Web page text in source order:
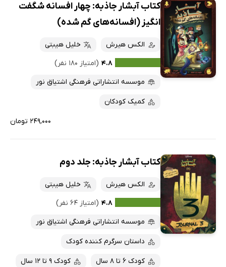
کتاب آبشار جاذبه: چهار افسانه شگفت
انگیز (افسانه‌های گم شده)
الکس هیرش
خلیل هیبتی
۴.۸ (امتیاز ۱۸۰ نفر)
موسسه انتشاراتی فرهنگی اشتیاق نور
کمیک کودکان
۲۴۹,۰۰۰ تومان
کتاب آبشار جاذبه: جلد دوم
الکس هیرش
خلیل هیبتی
۴.۸ (امتیاز ۶۴ نفر)
موسسه انتشاراتی فرهنگی اشتیاق نور
داستان سرگرم کننده کودک
کودک 6 تا 8 سال کودک 9 تا 12 سال